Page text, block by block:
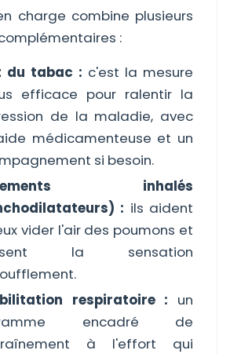
charge combine plusieurs
:
du tabac : c'est la mesure
efficace pour ralentir la
de la maladie, avec
médicamenteuse et un
si besoin.
inhalés
: ils aident
vider l'air des poumons et
la sensation
respiratoire : un
encadré de
à l'effort qui